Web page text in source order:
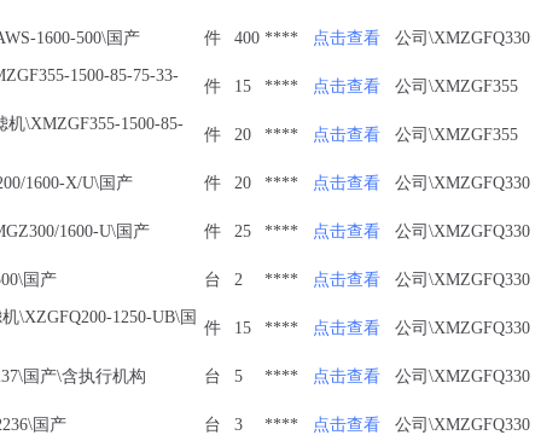
1600-500\国产 件 400 **** 点击查看 公司\XMZGFQ330
1500-85-75-33-
件 15 **** 点击查看 公司\XMZGF355
机\XMZGF355-1500-85-
件 20 **** 点击查看 公司\XMZGF355
1600-X/U\国产 件 20 **** 点击查看 公司\XMZGFQ330
1600-U\国产 件 25 **** 点击查看 公司\XMZGFQ330
国产 台 2 **** 点击查看 公司\XMZGFQ330
\XZGFQ200-1250-UB\国
件 15 **** 点击查看 公司\XMZGFQ330
国产\含执行机构 台 5 **** 点击查看 公司\XMZGFQ330
国产 台 3 **** 点击查看 公司\XMZGFQ330